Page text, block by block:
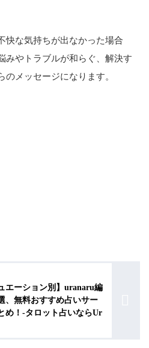
快な気持ちが出なかった場合
みやトラブルが和らぐ、解決す
のメッセージになります。
エーション別】uranaru編
、無料おすすめ占いサー
め！-タロット占いならUr